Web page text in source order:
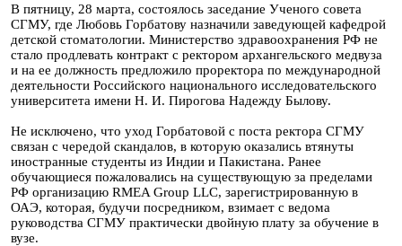
В пятницу, 28 марта, состоялось заседание Ученого совета
СГМУ, где Любовь Горбатову назначили заведующей кафедрой
детской стоматологии. Министерство здравоохранения РФ не
стало продлевать контракт с ректором архангельского медвуза
и на ее должность предложило проректора по международной
деятельности Российского национального исследовательского
университета имени Н. И. Пирогова Надежду Былову.
Не исключено, что уход Горбатовой с поста ректора СГМУ
связан с чередой скандалов, в которую оказались втянуты
иностранные студенты из Индии и Пакистана. Ранее
обучающиеся пожаловались на существующую за пределами
РФ организацию RMEA Group LLC, зарегистрированную в
ОАЭ, которая, будучи посредником, взимает с ведома
руководства СГМУ практически двойную плату за обучение в
вузе.